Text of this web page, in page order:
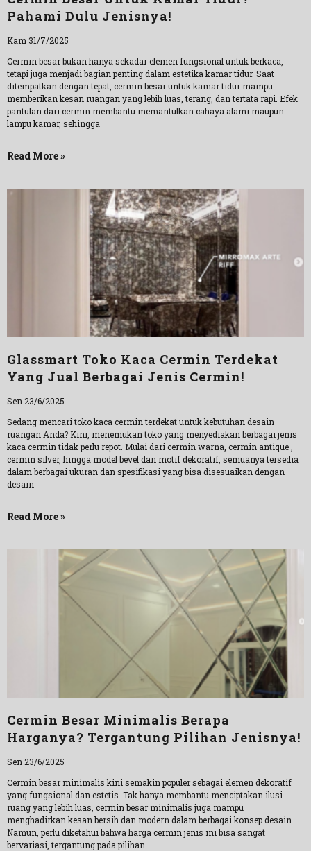
Pahami Dulu Jenisnya!
Kam 31/7/2025
Cermin besar bukan hanya sekadar elemen fungsional untuk berkaca,
tetapi juga menjadi bagian penting dalam estetika kamar tidur. Saat
ditempatkan dengan tepat, cermin besar untuk kamar tidur mampu
memberikan kesan ruangan yang lebih luas, terang, dan tertata rapi. Efek
pantulan dari cermin membantu memantulkan cahaya alami maupun
lampu kamar, sehingga
Read More »
Glassmart Toko Kaca Cermin Terdekat
Yang Jual Berbagai Jenis Cermin!
Sen 23/6/2025
Sedang mencari toko kaca cermin terdekat untuk kebutuhan desain
ruangan Anda? Kini, menemukan toko yang menyediakan berbagai jenis
kaca cermin tidak perlu repot. Mulai dari cermin warna, cermin antique ,
cermin silver, hingga model bevel dan motif dekoratif, semuanya tersedia
dalam berbagai ukuran dan spesifikasi yang bisa disesuaikan dengan
desain
Read More »
Cermin Besar Minimalis Berapa
Harganya? Tergantung Pilihan Jenisnya!
Sen 23/6/2025
Cermin besar minimalis kini semakin populer sebagai elemen dekoratif
yang fungsional dan estetis. Tak hanya membantu menciptakan ilusi
ruang yang lebih luas, cermin besar minimalis juga mampu
menghadirkan kesan bersih dan modern dalam berbagai konsep desain
Namun, perlu diketahui bahwa harga cermin jenis ini bisa sangat
bervariasi, tergantung pada pilihan